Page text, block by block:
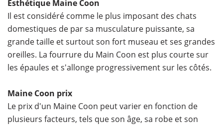
Esthétique Maine Coon
Il est considéré comme le plus imposant des chats
domestiques de par sa musculature puissante, sa
grande taille et surtout son fort museau et ses grandes
oreilles. La fourrure du Main Coon est plus courte sur
les épaules et s'allonge progressivement sur les côtés.
Maine Coon prix
Le prix d'un Maine Coon peut varier en fonction de
plusieurs facteurs, tels que son âge, sa robe et son